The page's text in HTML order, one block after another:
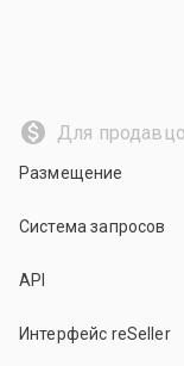
Для
Размещение
Система запросов
API
Интерфейс reSeller